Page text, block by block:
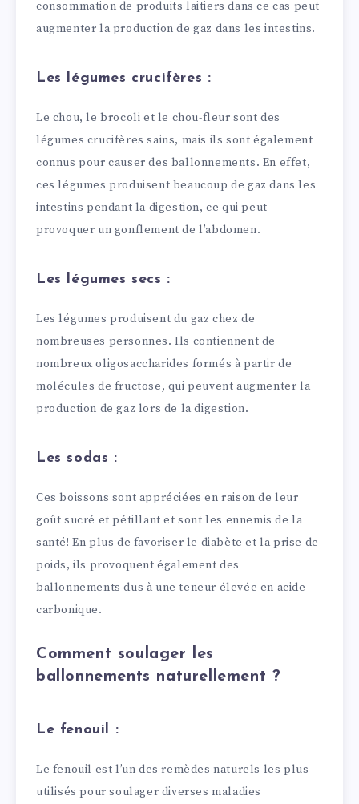
consommation de produits laitiers dans ce cas peut
augmenter la production de gaz dans les intestins.
Les légumes crucifères :
Le chou, le brocoli et le chou-fleur sont des
légumes crucifères sains, mais ils sont également
connus pour causer des ballonnements. En effet,
ces légumes produisent beaucoup de gaz dans les
intestins pendant la digestion, ce qui peut
provoquer un gonflement de l’abdomen.
Les légumes secs :
Les légumes produisent du gaz chez de
nombreuses personnes. Ils contiennent de
nombreux oligosaccharides formés à partir de
molécules de fructose, qui peuvent augmenter la
production de gaz lors de la digestion.
Les sodas :
Ces boissons sont appréciées en raison de leur
goût sucré et pétillant et sont les ennemis de la
santé! En plus de favoriser le diabète et la prise de
poids, ils provoquent également des
ballonnements dus à une teneur élevée en acide
carbonique.
Comment soulager les
ballonnements naturellement ?
Le fenouil :
Le fenouil est l’un des remèdes naturels les plus
utilisés pour soulager diverses maladies